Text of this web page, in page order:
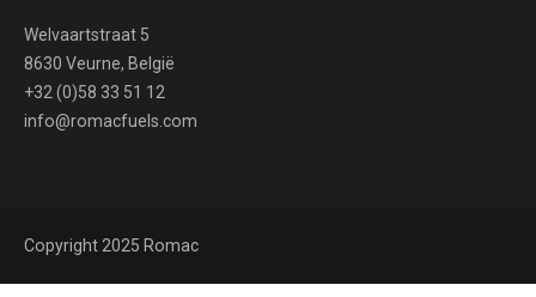
Welvaartstraat 5
8630 Veurne, België
+32 (0)58 33 51 12
info@romacfuels.com
Copyright 2025 Romac